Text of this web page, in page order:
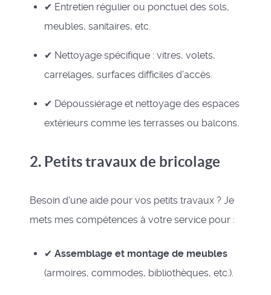
✔ Entretien régulier ou ponctuel des sols,
meubles, sanitaires, etc.
✔ Nettoyage spécifique : vitres, volets,
carrelages, surfaces difficiles d'accès.
✔ Dépoussiérage et nettoyage des espaces
extérieurs comme les terrasses ou balcons.
2. Petits travaux de bricolage
Besoin d'une aide pour vos petits travaux ? Je
mets mes compétences à votre service pour :
✔ Assemblage et montage de meubles
(armoires, commodes, bibliothèques, etc.).